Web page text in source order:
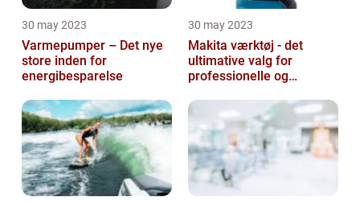
30 may 2023
Varmepumper – Det nye
store inden for
energibesparelse
30 may 2023
Makita værktøj - det
ultimative valg for
professionelle og
selv'ere